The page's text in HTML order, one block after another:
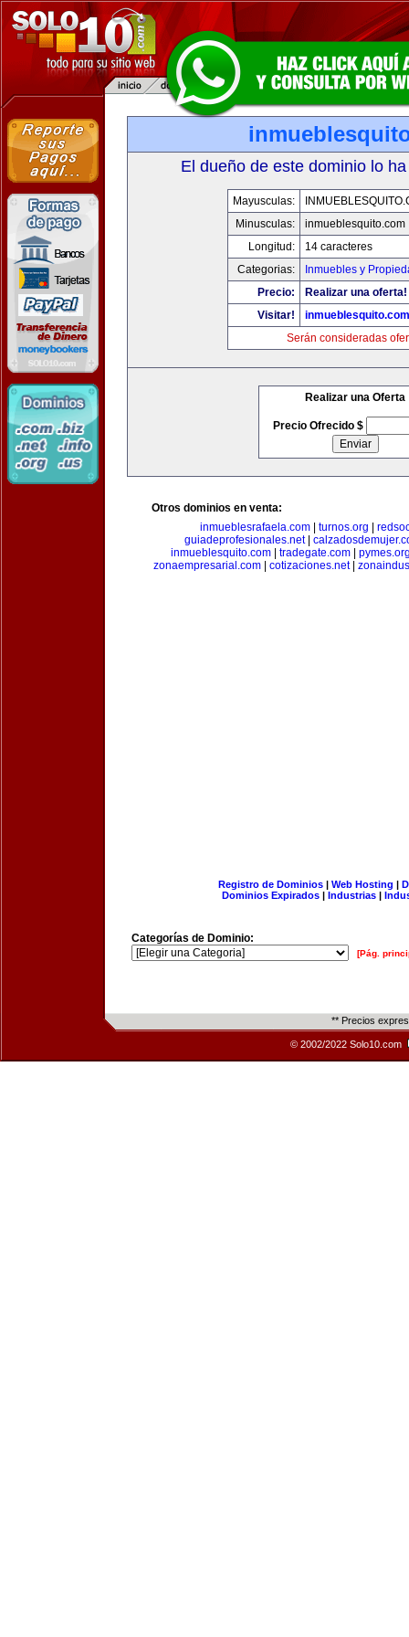
El dueño de este dominio lo
Mayusculas:
Minusculas:
inmueblesquito.com
Longitud:
14 caracteres
Categorias:
Inmuebles y
Precio:
Realizar una oferta!
Visitar!
inmueblesquito.com
Serán consideradas
Realizar una Oferta
Precio Ofrecido $
Otros dominios en venta:
inmueblesrafaela.com
turnos.org
guiadeprofesionales.net|
inmueblesquito.com
tradegate.com
zonaempresarial.com| cotizaciones.net|
Registro de Dominios| Web Hosting |
Dominios Expirados | Industrias |
Categorías de Dominio:
[Pág.
** Precios
© 2002/2022 Solo10.com